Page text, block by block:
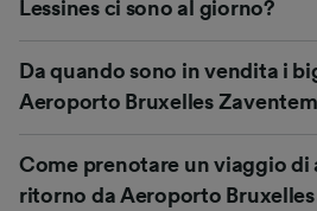
Lessines ci sono al giorno?
Da quando sono in vendita i
Aeroporto Bruxelles Zaventem
Come prenotare un viaggio di
ritorno da Aeroporto